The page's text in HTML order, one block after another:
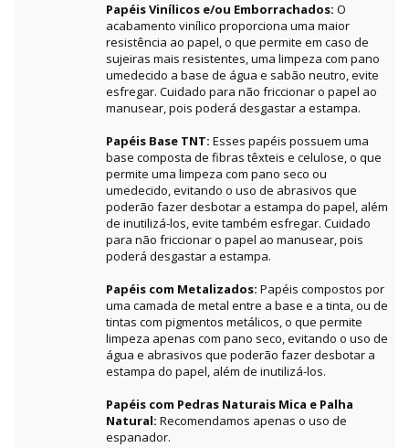
Papéis Vinílicos e/ou Emborrachados: O
acabamento vinílico proporciona uma maior
resistência ao papel, o que permite em caso de
sujeiras mais resistentes, uma limpeza com pano
umedecido a base de água e sabão neutro, evite
esfregar. Cuidado para não friccionar o papel ao
manusear, pois poderá desgastar a estampa.
Papéis Base TNT: Esses papéis possuem uma
base composta de fibras têxteis e celulose, o que
permite uma limpeza com pano seco ou
umedecido, evitando o uso de abrasivos que
poderão fazer desbotar a estampa do papel, além
de inutilizá-los, evite também esfregar. Cuidado
para não friccionar o papel ao manusear, pois
poderá desgastar a estampa.
Papéis com Metalizados: Papéis compostos por
uma camada de metal entre a base e a tinta, ou de
tintas com pigmentos metálicos, o que permite
limpeza apenas com pano seco, evitando o uso de
água e abrasivos que poderão fazer desbotar a
estampa do papel, além de inutilizá-los.
Papéis com Pedras Naturais Mica e Palha
Natural: Recomendamos apenas o uso de
espanador.